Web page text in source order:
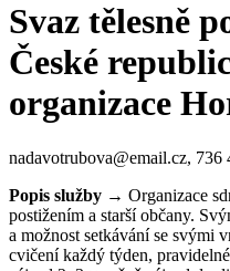
Svaz tělesně
České
organizace
nadavotrubova@email.cz, 736
Popis služby → Organizace
postižením a starší občany.
a možnost setkávání se svými
cvičení každý týden,